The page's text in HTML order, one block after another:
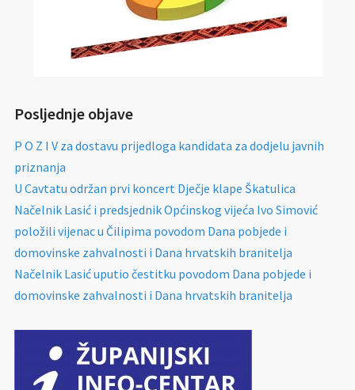
Posljednje objave
P O Z I V za dostavu prijedloga kandidata za dodjelu javnih
priznanja
U Cavtatu održan prvi koncert Dječje klape Škatulica
Načelnik Lasić i predsjednik Općinskog vijeća Ivo Simović
položili vijenac u Čilipima povodom Dana pobjede i
domovinske zahvalnosti i Dana hrvatskih branitelja
Načelnik Lasić uputio čestitku povodom Dana pobjede i
domovinske zahvalnosti i Dana hrvatskih branitelja